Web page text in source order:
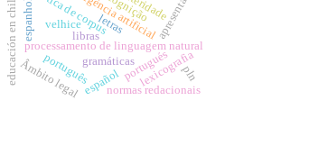
processamento de linguagem natural
letras
cognição
educación en chile gramáticasportugués
español
português
espanhol
Âmbito legal normas redacionais
libras
lexicografia
pln
velhice